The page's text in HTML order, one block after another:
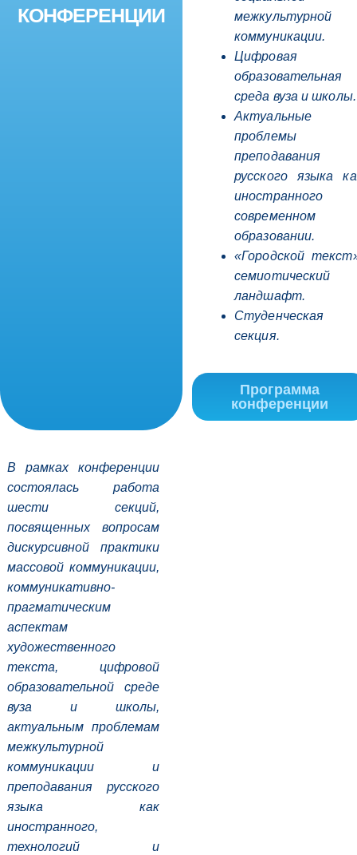
КОНФЕРЕНЦИИ
межкультурной
коммуникации.
Цифровая
образовательная
среда вуза и школы.
Актуальные
проблемы
преподавания
русского языка
иностранного
современном
образовании.
«Городской
семиотический
ландшафт.
Студенческая
секция.
Программа
конференции
В рамках конференции
состоялась работа
шести секций,
посвященных вопросам
дискурсивной практики
массовой коммуникации,
коммуникативно-
прагматическим
аспектам
художественного
текста, цифровой
образовательной среде
вуза и школы,
актуальным проблемам
межкультурной
коммуникации и
преподавания русского
языка как
иностранного,
технологий и